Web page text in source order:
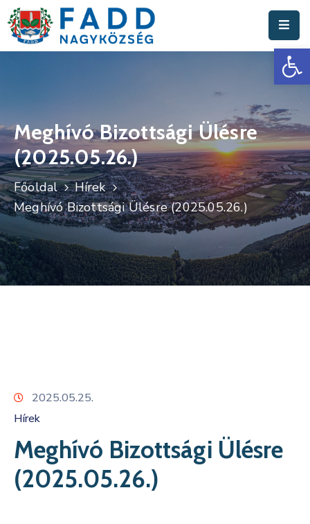
Hivatal
Fadd
Nagyközség
Turisztika
Választási
Információk
Események
Meghívó Bizottsági Ülésre
(2025.05.26.)
Főoldal
Hírek
Meghívó Bizottsági Ülésre (2025.05.26.)
2025.05.25.
Hírek
Meghívó Bizottsági Ülésre
(2025.05.26.)